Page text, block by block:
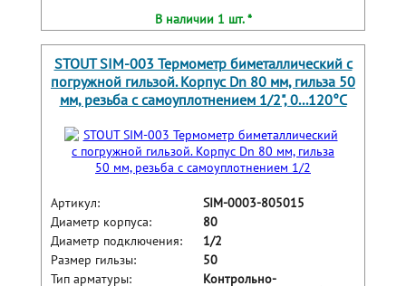
В наличии 1 шт. *
STOUT SIM-003 Термометр биметаллический с
погружной гильзой. Корпус Dn 80 мм, гильза 50
мм, резьба с самоуплотнением 1/2", 0...120°С
Артикул:
SIM-0003-805015
Диаметр корпуса:
80
Диаметр подключения:
1/2
Размер гильзы:
50
Тип арматуры:
Контрольно-